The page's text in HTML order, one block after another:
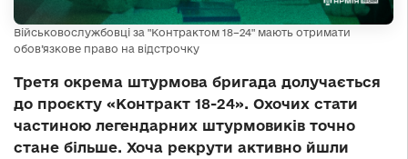
Військовослужбовці за "Контрактом 18–24" мають отримати
обов’язкове право на відстрочку
Третя окрема штурмова бригада долучається
до проєкту «Контракт 18-24». Охочих стати
частиною легендарних штурмовиків точно
стане більше. Хоча рекрути активно йшли